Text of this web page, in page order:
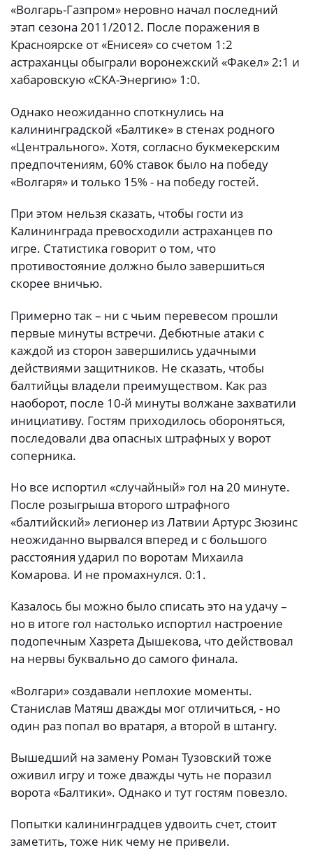
«Волгарь-Газпром» неровно начал последний
этап сезона 2011/2012. После поражения в
Красноярске от «Енисея» со счетом 1:2
астраханцы обыграли воронежский «Факел» 2:1 и
хабаровскую «СКА-Энергию» 1:0.
Однако неожиданно споткнулись на
калининградской «Балтике» в стенах родного
«Центрального». Хотя, согласно букмекерским
предпочтениям, 60% ставок было на победу
«Волгаря» и только 15% - на победу гостей.
При этом нельзя сказать, чтобы гости из
Калининграда превосходили астраханцев по
игре. Статистика говорит о том, что
противостояние должно было завершиться
скорее вничью.
Примерно так – ни с чьим перевесом прошли
первые минуты встречи. Дебютные атаки с
каждой из сторон завершились удачными
действиями защитников. Не сказать, чтобы
балтийцы владели преимуществом. Как раз
наоборот, после 10-й минуты волжане захватили
инициативу. Гостям приходилось обороняться,
последовали два опасных штрафных у ворот
соперника.
Но все испортил «случайный» гол на 20 минуте.
После розыгрыша второго штрафного
«балтийский» легионер из Латвии Артурс Зюзинс
неожиданно вырвался вперед и с большого
расстояния ударил по воротам Михаила
Комарова. И не промахнулся. 0:1.
Казалось бы можно было списать это на удачу –
но в итоге гол настолько испортил настроение
подопечным Хазрета Дышекова, что действовал
на нервы буквально до самого финала.
«Волгари» создавали неплохие моменты.
Станислав Матяш дважды мог отличиться, - но
один раз попал во вратаря, а второй в штангу.
Вышедший на замену Роман Тузовский тоже
оживил игру и тоже дважды чуть не поразил
ворота «Балтики». Однако и тут гостям повезло.
Попытки калининградцев удвоить счет, стоит
заметить, тоже ник чему не привели.